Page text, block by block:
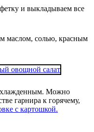
и выкладываем все
маслом, солью, красным
Можно
гарнира к горячему,
с картошкой.